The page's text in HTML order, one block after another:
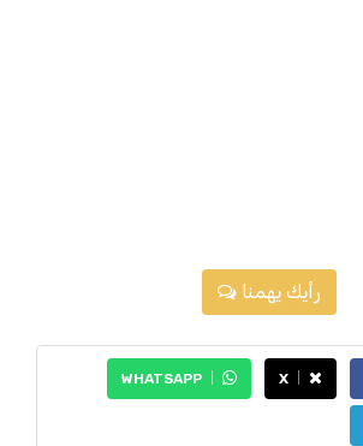
رأيك يهمنا
X
WHATSAPP